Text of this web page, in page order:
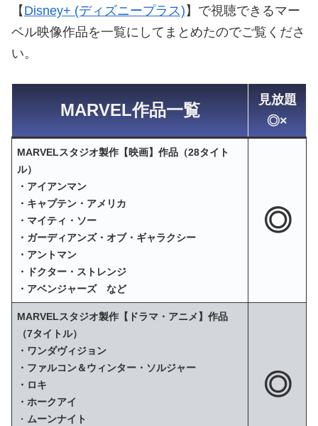
【 Disney+ (ディズニープラス) 】で視聴できるマー
ベル映像作品を一覧にしてまとめたのでご覧くださ
い。
MARVEL作品一覧
見放題
◎×
MARVELスタジオ製作【映画】作品（28タイト
ル）
・アイアンマン
・キャプテン・アメリカ
・マイティ・ソー
・ガーディアンズ・オブ・ギャラクシー
・アントマン
・ドクター・ストレンジ
・アベンジャーズ など
◎
MARVELスタジオ製作【ドラマ・アニメ】作品
（7タイトル）
・ワンダヴィジョン
・ファルコン＆ウィンター・ソルジャー
・ロキ
・ホークアイ
・ ムーンナイト
◎